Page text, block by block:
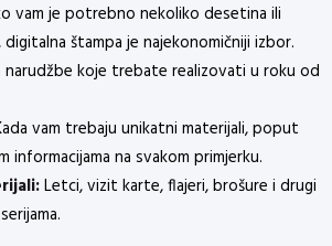
vam je potrebno nekoliko desetina ili
štampa je najekonomičniji izbor.
koje trebate realizovati u roku od
vam trebaju unikatni materijali, poput
informacijama na svakom primjerku.
Letci, vizit karte, flajeri, brošure i drugi